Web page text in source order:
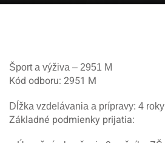
Šport a výživa – 2951 M
Kód odboru: 2951 M
Dĺžka vzdelávania a prípravy: 4 roky
Základné podmienky prijatia: